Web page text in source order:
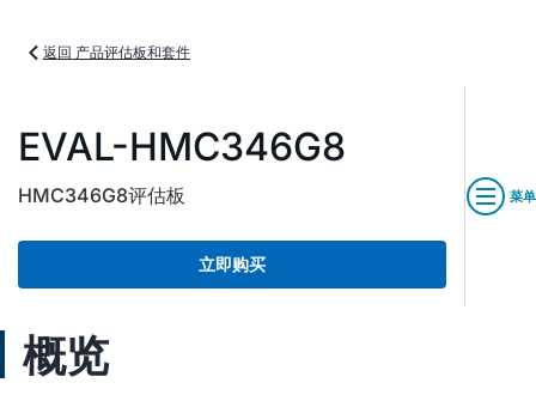
返回 产品评估板和套件
EVAL-HMC346G8
HMC346G8评估板
立即购买
菜单
概览